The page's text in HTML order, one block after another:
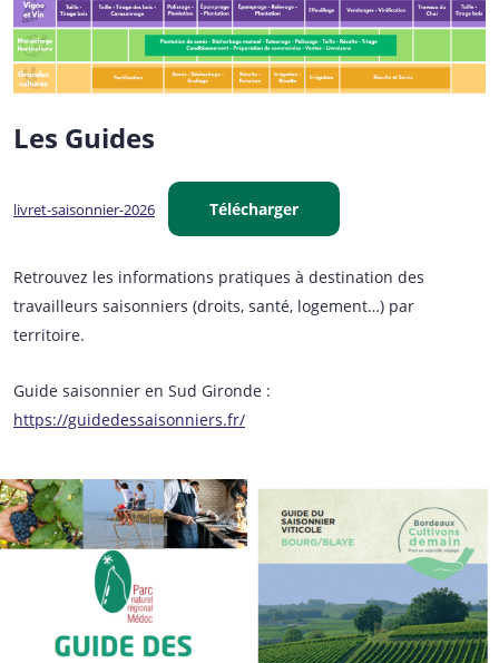
Les Guides
livret-saisonnier-2026 Télécharger
Retrouvez les informations pratiques à destination des
travailleurs saisonniers (droits, santé, logement…) par
territoire.
Guide saisonnier en Sud Gironde :
https://guidedessaisonniers.fr/